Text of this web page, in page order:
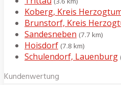
Koberg, Kreis
Brunstorf, Kreis
Sandesneben (7.7 km)
Hoisdorf (7.8 km)
Schulendorf, Lauenburg
Kundenwertung